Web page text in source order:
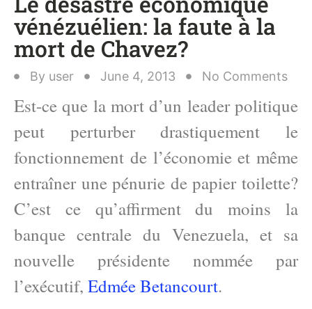
vénézuélien: la faute à la
mort de Chavez?
By user June 4, 2013 No Comments
Est-ce que la mort d’un leader politique
peut perturber drastiquement le
fonctionnement de l’économie et même
entraîner une pénurie de papier toilette?
C’est ce qu’affirment du moins la
banque centrale du Venezuela, et sa
nouvelle présidente nommée par
l’exécutif, Edmée Betancourt.